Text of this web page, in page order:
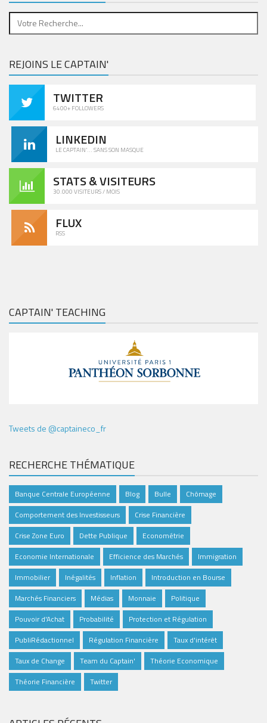
REJOINS LE CAPTAIN'
TWITTER
6400+ FOLLOWERS
LINKEDIN
LE CAPTAIN'... SANS SON MASQUE
STATS & VISITEURS
30.000 VISITEURS / MOIS
FLUX
RSS
CAPTAIN' TEACHING
Tweets de @captaineco_fr
RECHERCHE THÉMATIQUE
Banque Centrale Européenne Blog Bulle
Chômage
Comportement des Investisseurs
Crise Financière
Crise Zone Euro
Dette Publique
Econométrie
Economie Internationale
Efficience des Marchés
Immigration
Immobilier
Inégalités Inflation
Introduction en Bourse
Marchés Financiers
Médias Monnaie
Politique
Pouvoir d'Achat
Probabilité
Protection et Régulation
PubliRédactionnel
Régulation Financière
Taux d'intérêt
Taux de Change
Team du Captain'
Théorie Economique
Théorie Financière
Twitter